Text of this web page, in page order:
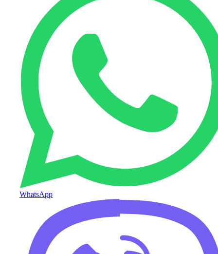
WhatsApp